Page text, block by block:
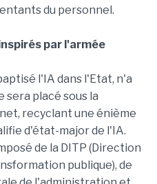
du personnel.
par l'armée
l'IA dans l'Etat, n'a
sera placé sous la
recyclant une énième
d'état-major de l'IA.
de la DITP (Direction
publique), de